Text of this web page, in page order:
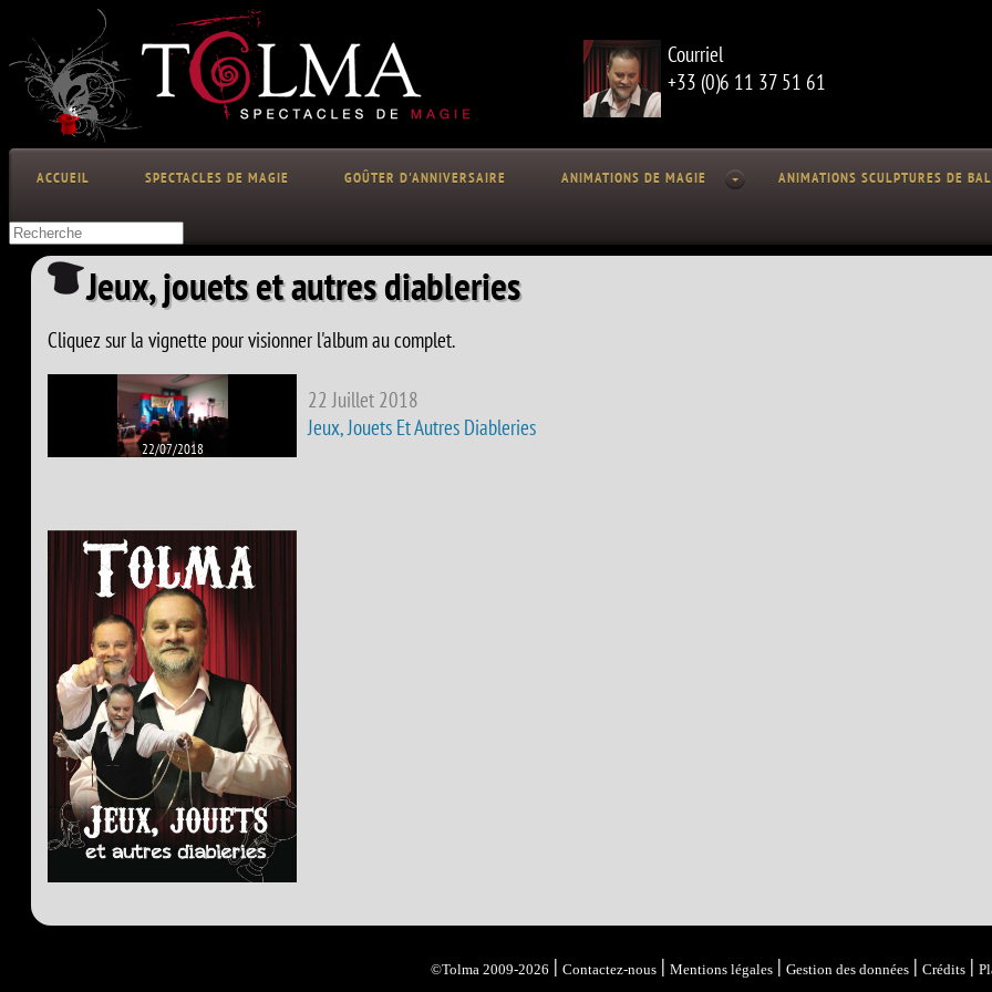
Courriel
+33 (0)6 11 37 51 61
ACCUEIL SPECTACLES DE MAGIE GOÛTER D'ANNIVERSAIRE ANIMATIONS DE MAGIE ANIMATIONS SCULPTURES DE
Jeux, jouets et autres diableries
Cliquez sur la vignette pour visionner l'album au complet.
22/07/2018
22 Juillet 2018
Jeux, Jouets Et Autres Diableries
©Tolma 2009-2026 | Contactez-nous | Mentions légales | Gestion des données | Crédits |